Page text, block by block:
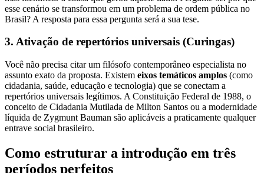
esse cenário se transformou em um problema de ordem pública no
Brasil? A resposta para essa pergunta será a sua tese.
3. Ativação de repertórios universais (Curingas)
Você não precisa citar um filósofo contemporâneo especialista no
assunto exato da proposta. Existem eixos temáticos amplos (como
cidadania, saúde, educação e tecnologia) que se conectam a
repertórios universais legítimos. A Constituição Federal de 1988, o
conceito de Cidadania Mutilada de Milton Santos ou a modernidade
líquida de Zygmunt Bauman são aplicáveis a praticamente qualquer
entrave social brasileiro.
Como estruturar a introdução em três
períodos perfeitos